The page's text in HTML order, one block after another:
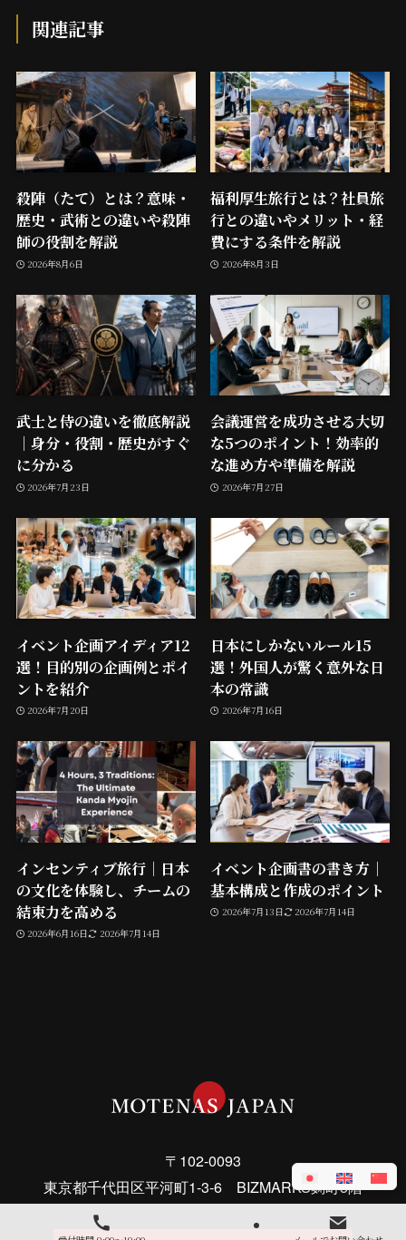
関連記事
殺陣（たて）とは？意味・
歴史・武術との違いや殺陣
師の役割を解説
2026年8月6日
福利厚生旅行とは？社員旅
行との違いやメリット・経
費にする条件を解説
2026年8月3日
武士と侍の違いを徹底解説
｜身分・役割・歴史がすぐ
に分かる
2026年7月23日
会議運営を成功させる大切
な5つのポイント！効率的
な進め方や準備を解説
2026年7月27日
イベント企画アイディア12
選！目的別の企画例とポイ
ントを紹介
2026年7月20日
日本にしかないルール15
選！外国人が驚く意外な日
本の常識
2026年7月16日
インセンティブ旅行｜日本
の文化を体験し、チームの
結束力を高める
2026年6月16日 2026年7月14日
イベント企画書の書き方｜
基本構成と作成のポイント
2026年7月13日 2026年7月14日
〒102-0093
東京都千代田区平河町1-3-6 BIZMARKS麹町3階